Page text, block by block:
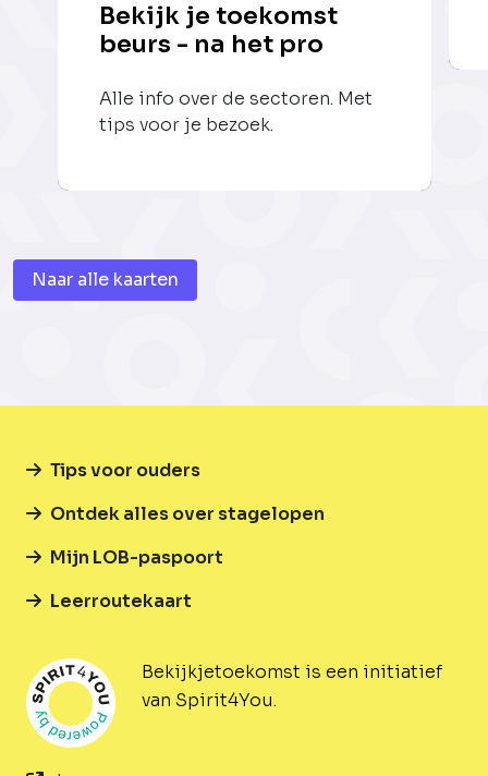
Bekijk je toekomst
beurs - na het pro
Alle info over de sectoren. Met
tips voor je bezoek.
Naar alle kaarten
Bekijkjetoekomst is een initiatief
van Spirit4You.
Tips voor ouders
Ontdek alles over stagelopen
Mijn LOB-paspoort
Leerroutekaart